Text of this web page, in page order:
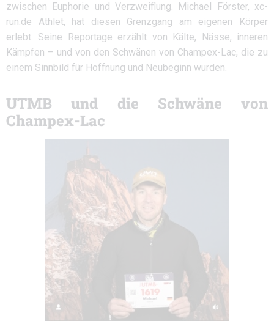
zwischen Euphorie und Verzweiflung. Michael Förster, xc-
run.de Athlet, hat diesen Grenzgang am eigenen Körper
erlebt. Seine Reportage erzählt von Kälte, Nässe, inneren
Kämpfen – und von den Schwänen von Champex-Lac, die zu
einem Sinnbild für Hoffnung und Neubeginn wurden.
UTMB und die Schwäne von
Champex-Lac